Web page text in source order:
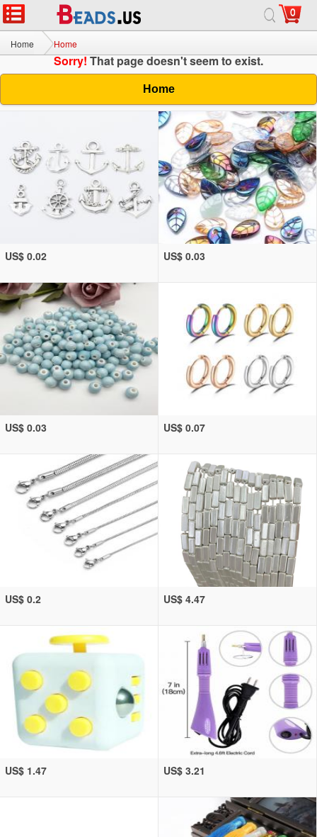
0
Home Home
Sorry!That page doesn't seem to exist.
Home
US$ 0.02 US$ 0.03
US$ 0.03 US$ 0.07
US$ 0.2 US$ 4.47
US$ 1.47 US$ 3.21